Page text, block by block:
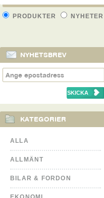
PRODUKTER NYHETER
NYHETSBREV
KATEGORIER
ALLA
ALLMÄNT
BILAR & FORDON